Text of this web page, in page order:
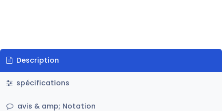
Description
spécifications
avis & amp; Notation